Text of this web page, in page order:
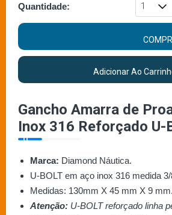
Quantidade:
Adicionar Ao
Gancho Amarra de
Inox 316 Reforçado U-
Marca: Diamond Náutica.
U-BOLT em aço inox 316 medida 3/
Medidas: 130mm X 45 mm X 9 mm.
Atenção: U-BOLT reforçado linha